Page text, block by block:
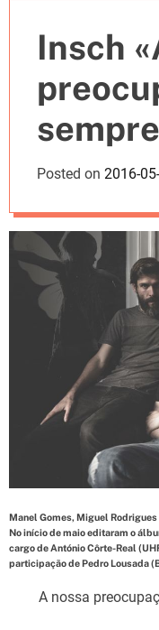
s
Insch
música
Posted on 2016-
Manel Gomes, Miguel
No início de maio editaram o
cargo de António Côrte-Real
participação de Pedro Lousada
A nossa